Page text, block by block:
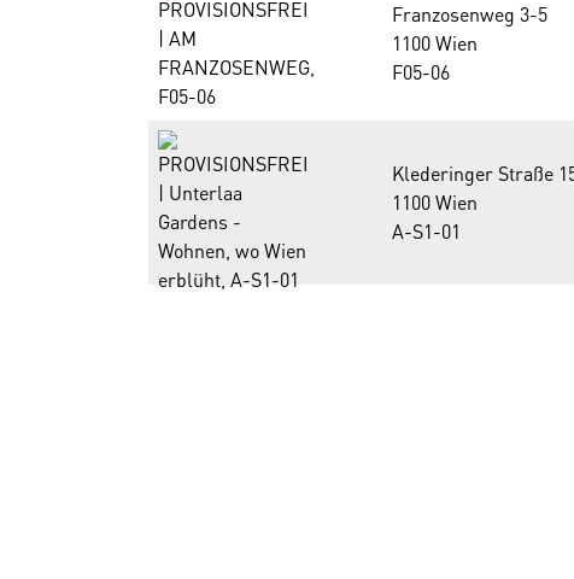
Franzosenweg 3-5
1100 Wien
F05-06
Klederinger Straße
1100 Wien
A-S1-01